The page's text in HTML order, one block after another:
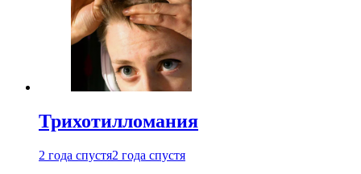
Трихотилломания
2 года спустя2 года спустя